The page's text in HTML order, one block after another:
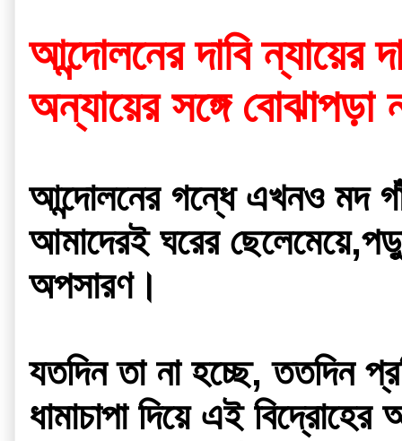
আন্দোলনের দাবি ন্যায়ের
অন্যায়ের সঙ্গে বোঝাপড়া
আন্দোলনের গন্ধে এখনও মদ
আমাদেরই ঘরের
অপসারণ।
যতদিন তা না হচ্ছে, ততদিন
ধামাচাপা দিয়ে এই